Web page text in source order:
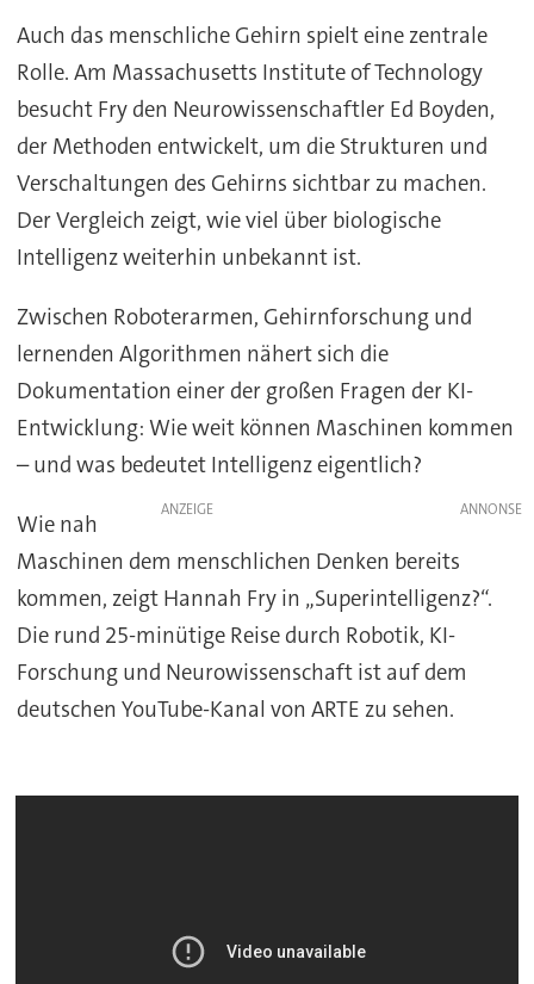
Auch das menschliche Gehirn spielt eine zentrale
Rolle. Am Massachusetts Institute of Technology
besucht Fry den Neurowissenschaftler Ed Boyden,
der Methoden entwickelt, um die Strukturen und
Verschaltungen des Gehirns sichtbar zu machen.
Der Vergleich zeigt, wie viel über biologische
Intelligenz weiterhin unbekannt ist.
Zwischen Roboterarmen, Gehirnforschung und
lernenden Algorithmen nähert sich die
Dokumentation einer der großen Fragen der KI-
Entwicklung: Wie weit können Maschinen kommen
– und was bedeutet Intelligenz eigentlich?
ANZEIGE
Wie nah
Maschinen dem menschlichen Denken bereits
kommen, zeigt Hannah Fry in „Superintelligenz?“.
Die rund 25-minütige Reise durch Robotik, KI-
Forschung und Neurowissenschaft ist auf dem
deutschen YouTube-Kanal von ARTE zu sehen.